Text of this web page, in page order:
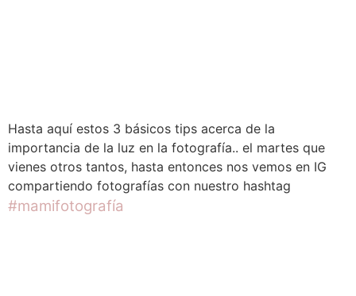
Hasta aquí estos 3 básicos tips acerca de la
importancia de la luz en la fotografía.. el martes que
vienes otros tantos, hasta entonces nos vemos en IG
compartiendo fotografías con nuestro hashtag
#mamifotografía